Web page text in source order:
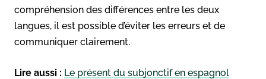
compréhension des différences entre les deux
langues, il est possible d’éviter les erreurs et de
communiquer clairement.
Lire aussi : Le présent du subjonctif en espagnol